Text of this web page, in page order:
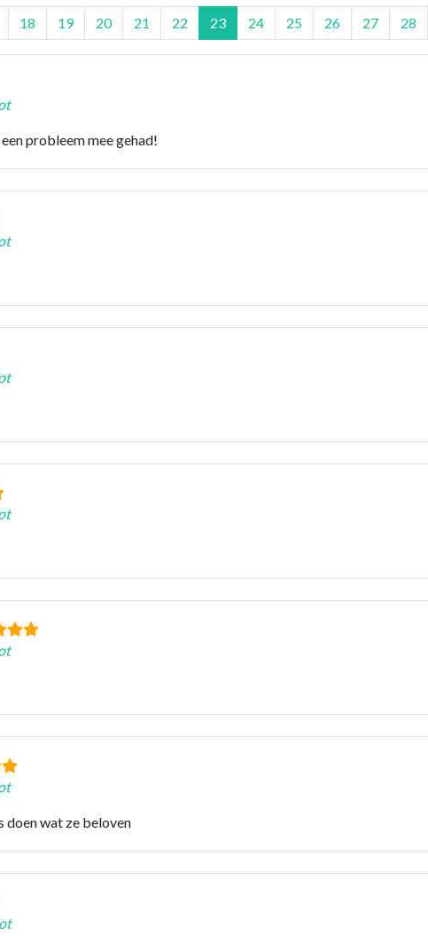
18 19 20 21 22 23 24 25 26 27 28
probleem mee gehad!
doen wat ze beloven